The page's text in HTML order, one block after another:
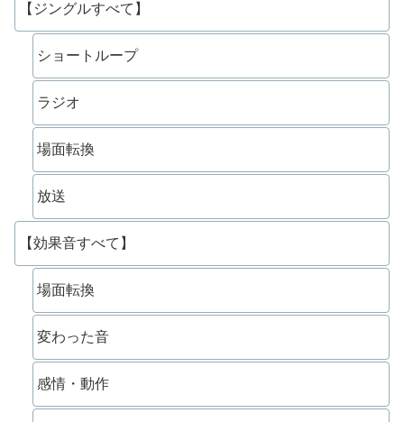
【ジングルすべて】
ショートループ
ラジオ
場面転換
放送
【効果音すべて】
場面転換
変わった音
感情・動作